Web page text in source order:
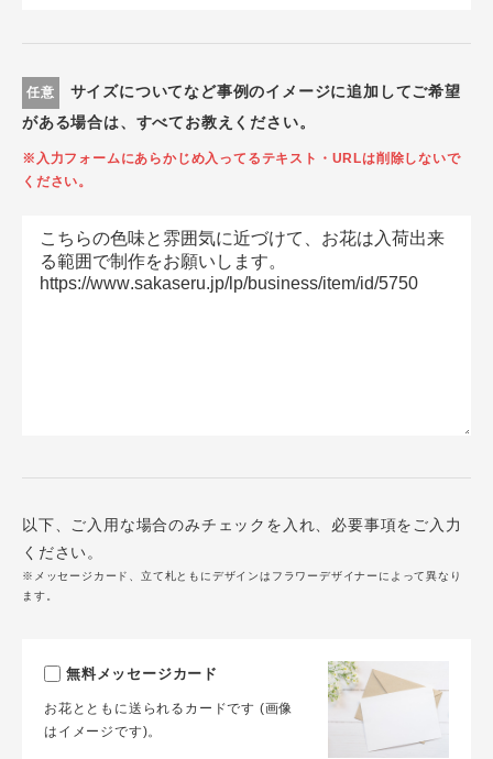
任意
サイズについてなど事例のイメージに追加してご希望
がある場合は、すべてお教えください。
※入力フォームにあらかじめ入ってるテキスト・URLは削除しないで
ください。
以下、ご入用な場合のみチェックを入れ、必要事項をご入力
ください。
※メッセージカード、立て札ともにデザインはフラワーデザイナーによって異なり
ます。
無料メッセージカード
お花とともに送られるカードです (画像
はイメージです)。